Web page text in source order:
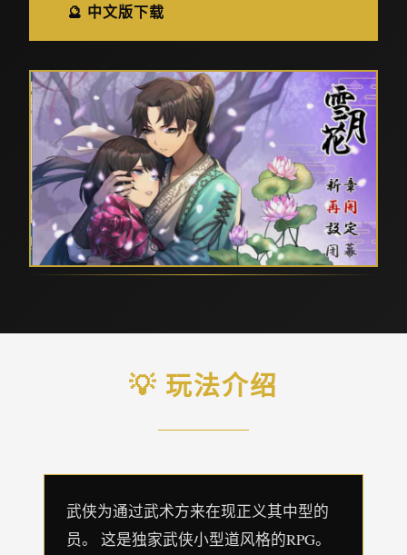
🔮 中文版下载
💡 玩法介绍
武侠为通过武术方来在现正义其中型的
员。 这是独家武侠小型道风格的RPG。